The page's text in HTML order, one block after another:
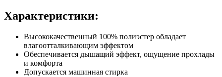
Характеристики:
Высококачественный 100% полиэстер обладает
влагоотталкивающим эффектом
Обеспечивается дышащий эффект, ощущение прохлады
и комфорта
Допускается машинная стирка